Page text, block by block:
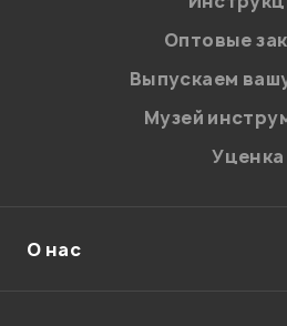
Политикой в
персональных данных.
Введите проверочное
Отправить
Оптовые
Выпускаем
Музей
Уценка
О нас